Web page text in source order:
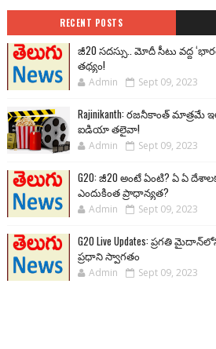
RECENT POSTS
జీ20 సదస్సు.. మోదీ సీటు వద్ద
తథ్యం!
Admin Sept 09, 2023
Rajinikanth: రజనీకాంత్
ఐడియా తలైవా!
Admin Sept 09, 2023
G20: జీ20 అంటే ఏంటి? ఏ ఏ
ఎందుకింత ప్రాధాన్యత?
Admin Sept 09, 2023
G20 Live Updates: ప్రగతి
ప్రధాని స్వాగతం
Admin Sept 09, 2023